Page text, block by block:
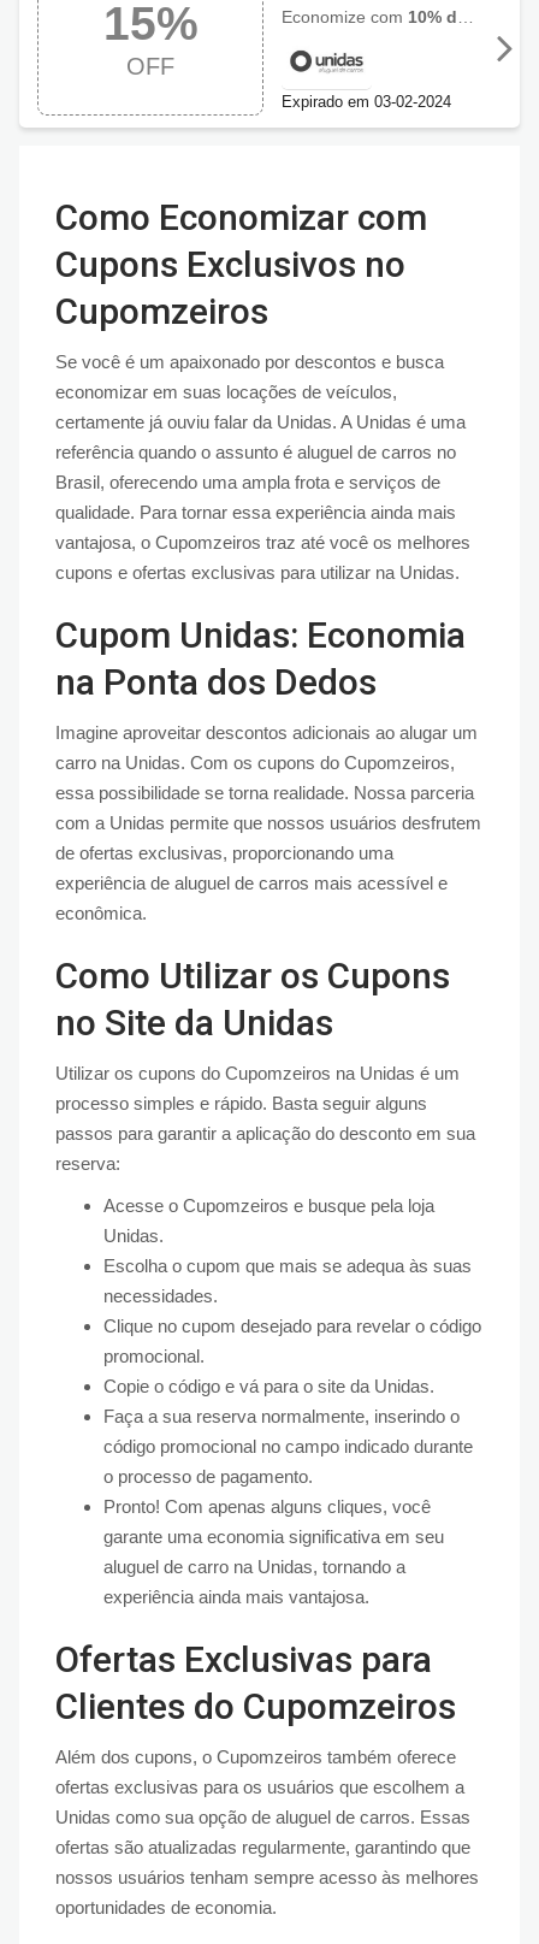
15%
OFF
Unidas até 15%
OFF
Economize com 10% de desconto no cupom e mais 5% OFF para pagamentos antecipados
Expirado em 03-02-2024
Como Economizar com
Cupons Exclusivos no
Cupomzeiros
Se você é um apaixonado por descontos e busca
economizar em suas locações de veículos,
certamente já ouviu falar da Unidas. A Unidas é uma
referência quando o assunto é aluguel de carros no
Brasil, oferecendo uma ampla frota e serviços de
qualidade. Para tornar essa experiência ainda mais
vantajosa, o Cupomzeiros traz até você os melhores
cupons e ofertas exclusivas para utilizar na Unidas.
Cupom Unidas: Economia
na Ponta dos Dedos
Imagine aproveitar descontos adicionais ao alugar um
carro na Unidas. Com os cupons do Cupomzeiros,
essa possibilidade se torna realidade. Nossa parceria
com a Unidas permite que nossos usuários desfrutem
de ofertas exclusivas, proporcionando uma
experiência de aluguel de carros mais acessível e
econômica.
Como Utilizar os Cupons
no Site da Unidas
Utilizar os cupons do Cupomzeiros na Unidas é um
processo simples e rápido. Basta seguir alguns
passos para garantir a aplicação do desconto em sua
reserva:
Acesse o Cupomzeiros e busque pela loja
Unidas.
Escolha o cupom que mais se adequa às suas
necessidades.
Clique no cupom desejado para revelar o código
promocional.
Copie o código e vá para o site da Unidas.
Faça a sua reserva normalmente, inserindo o
código promocional no campo indicado durante
o processo de pagamento.
Pronto! Com apenas alguns cliques, você
garante uma economia significativa em seu
aluguel de carro na Unidas, tornando a
experiência ainda mais vantajosa.
Ofertas Exclusivas para
Clientes do Cupomzeiros
Além dos cupons, o Cupomzeiros também oferece
ofertas exclusivas para os usuários que escolhem a
Unidas como sua opção de aluguel de carros. Essas
ofertas são atualizadas regularmente, garantindo que
nossos usuários tenham sempre acesso às melhores
oportunidades de economia.